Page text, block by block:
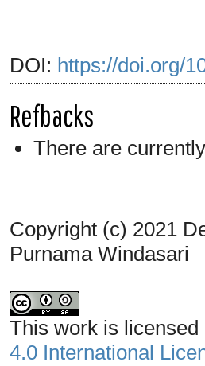
DOI: https://doi.org/
Refbacks
There are
Copyright (c) 2021
Purnama Windasari
This work is licensed
4.0 International